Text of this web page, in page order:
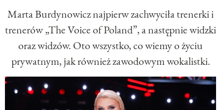
Marta Burdynowicz najpierw zachwyciła trenerki i
trenerów „The Voice of Poland”, a następnie widzki
oraz widzów. Oto wszystko, co wiemy o życiu
prywatnym, jak również zawodowym wokalistki.